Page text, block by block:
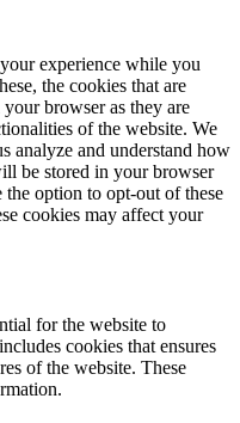
experience while you
the cookies that are
your browser as they are
of the website. We
analyze and understand how
be stored in your browser
option to opt-out of these
cookies may affect your
for the website to
cookies that ensures
of the website. These